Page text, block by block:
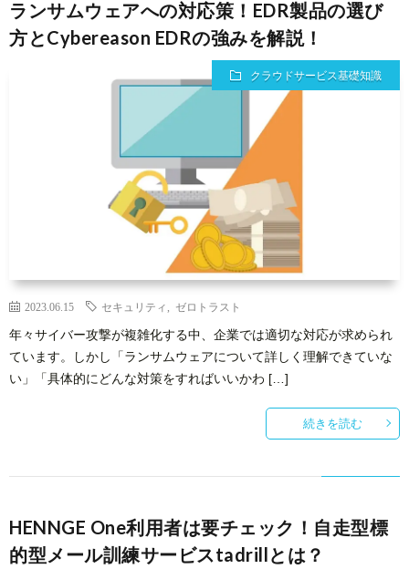
ランサムウェアへの対応策！EDR製品の選び
方とCybereason EDRの強みを解説！
クラウドサービス基礎知識
2023.06.15 セキュリティ ゼロトラスト
年々サイバー攻撃が複雑化する中、企業では適切な対応が求められ
ています。しかし「ランサムウェアについて詳しく理解できていな
い」「具体的にどんな対策をすればいいかわ […]
続きを読む
HENNGE One利用者は要チェック！自走型標
的型メール訓練サービスtadrillとは？